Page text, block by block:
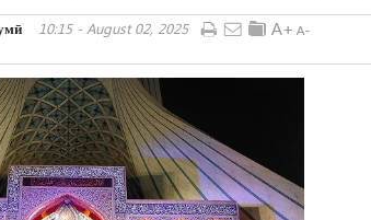
10:15 - August 02, 2025